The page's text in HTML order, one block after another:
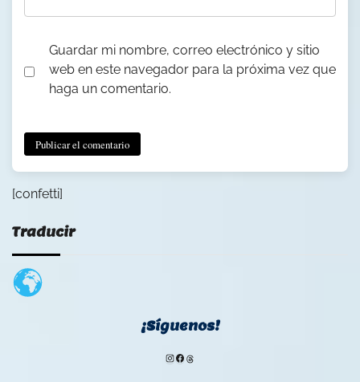
Guardar mi nombre, correo electrónico y sitio
web en este navegador para la próxima vez que
haga un comentario.
[confetti]
Traducir
¡Síguenos!
Instagram
Facebook
Threads